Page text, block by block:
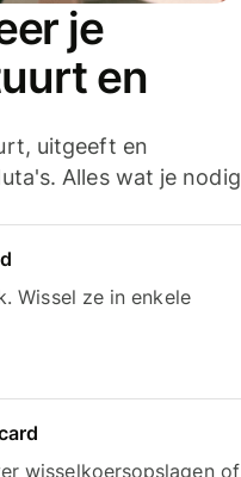
je
en
uitgeeft en
Alles wat je nodig
Wissel ze in enkele
wisselkoersopslagen of